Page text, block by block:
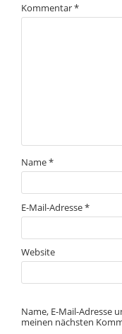
Kommentar*
Name*
E-Mail-Adresse*
Website
Name, E-Mail-Adresse
meinen nächsten